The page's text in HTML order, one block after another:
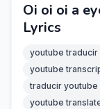
Oi oi oi a
Lyrics
youtube traducir
youtube
traducir youtube
youtube